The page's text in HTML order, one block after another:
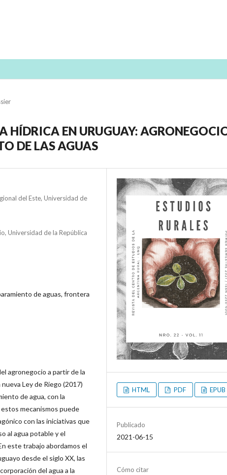
HÍDRICA EN URUGUAY:
DE LAS AGUAS
del Este, Universidad de
Universidad de la República
de aguas, frontera
agronegocio a partir de la
Ley de Riego (2017)
de agua, con la
mecanismos puede
con las iniciativas que
al agua potable y el
este trabajo abordamos el
desde el siglo XX, las
del agua a la
HTML PDF EPUB
Publicado
2021-06-15
Cómo citar